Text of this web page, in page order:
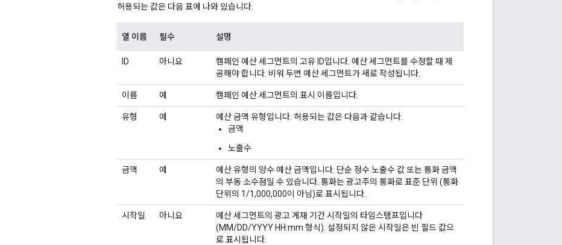
허용되는 값은 다음 표에 나와 있습니다.
열 이름 필수 설명
ID 아니요
캠페인 예산 세그먼트의 고유 ID입니다. 예산 세그먼트를 수정할 때 제
공해야 합니다. 비워 두면 예산 세그먼트가 새로 작성됩니다.
이름 예 캠페인 예산 세그먼트의 표시 이름입니다.
유형 예
예산 금액 유형입니다. 허용되는 값은 다음과 같습니다.
금액
노출수
금액 예
예산 유형의 양수 예산 금액입니다. 단순 정수 노출수 값 또는 통화 금액
의 부동 소수점일 수 있습니다. 통화는 광고주의 통화로 표준 단위 (통화
단위의 1/1,000,000이 아님)로 표시됩니다.
시작일 아니요
예산 세그먼트의 광고 게재 기간 시작일의 타임스탬프입니다
(MM/DD/YYYY HH:mm 형식). 설정되지 않은 시작일은 빈 필드 값으
로 표시됩니다.